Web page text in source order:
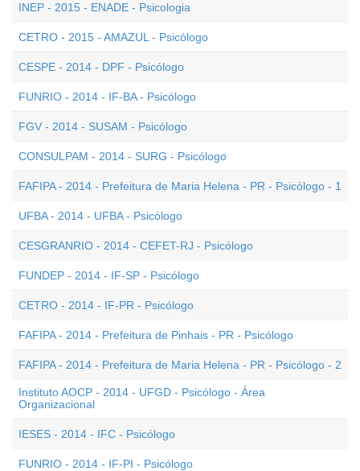
INEP - 2015 - ENADE - Psicologia
CETRO - 2015 - AMAZUL - Psicólogo
CESPE - 2014 - DPF - Psicólogo
FUNRIO - 2014 - IF-BA - Psicólogo
FGV - 2014 - SUSAM - Psicólogo
CONSULPAM - 2014 - SURG - Psicólogo
FAFIPA - 2014 - Prefeitura de Maria Helena - PR - Psicólogo - 1
UFBA - 2014 - UFBA - Psicólogo
CESGRANRIO - 2014 - CEFET-RJ - Psicólogo
FUNDEP - 2014 - IF-SP - Psicólogo
CETRO - 2014 - IF-PR - Psicólogo
FAFIPA - 2014 - Prefeitura de Pinhais - PR - Psicólogo
FAFIPA - 2014 - Prefeitura de Maria Helena - PR - Psicólogo - 2
Instituto AOCP - 2014 - UFGD - Psicólogo - Área
Organizacional
IESES - 2014 - IFC - Psicólogo
FUNRIO - 2014 - IF-PI - Psicólogo